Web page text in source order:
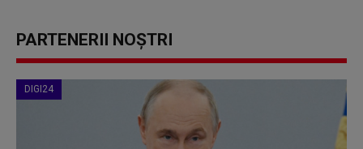
PARTENERII NOȘTRI
DIGI24